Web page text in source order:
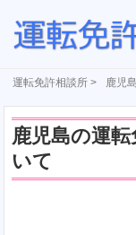
運転免許相談所 > 鹿児
鹿児島の運
いて